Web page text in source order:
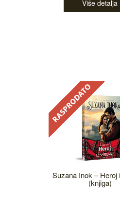
Više detalja
Suzana Inok – Heroj
(knjiga)